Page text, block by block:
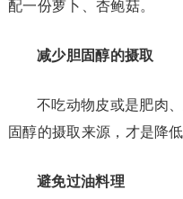
配一份萝卜、杏鲍菇。
减少胆固醇的摄取
不吃动物皮或是肥肉
固醇的摄取来源，才是降
避免过油料理